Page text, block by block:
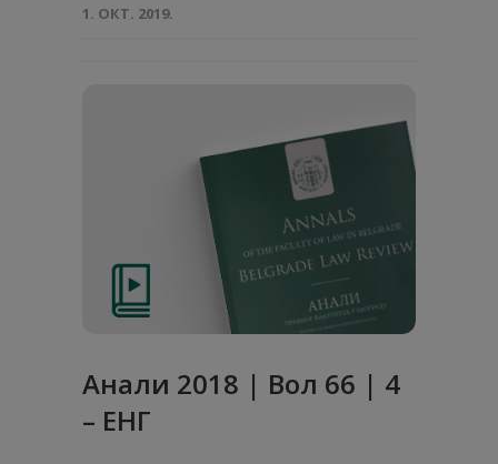
1. ОКТ. 2019.
Анали 2018 | Вол 66 | 4
– ЕНГ